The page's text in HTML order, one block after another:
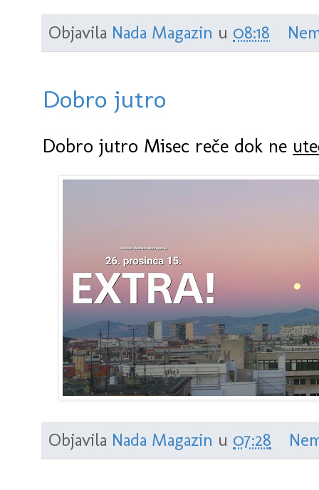
Objavila Nada Magazin u 08:18
Dobro jutro
Dobro jutro Misec reče dok ne
Objavila Nada Magazin u 07:28